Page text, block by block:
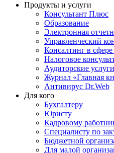
Продукты и услуги
Консультант Плюс
Образование
Электронная
Управленческий
Консалтинг в
Налоговое
Аудиторские услуги
Журнал «Главная
Антивирус Dr.Web
Для кого
Бухгалтеру
Юристу
Кадровому
Специалисту по
Бюджетной
Для малой